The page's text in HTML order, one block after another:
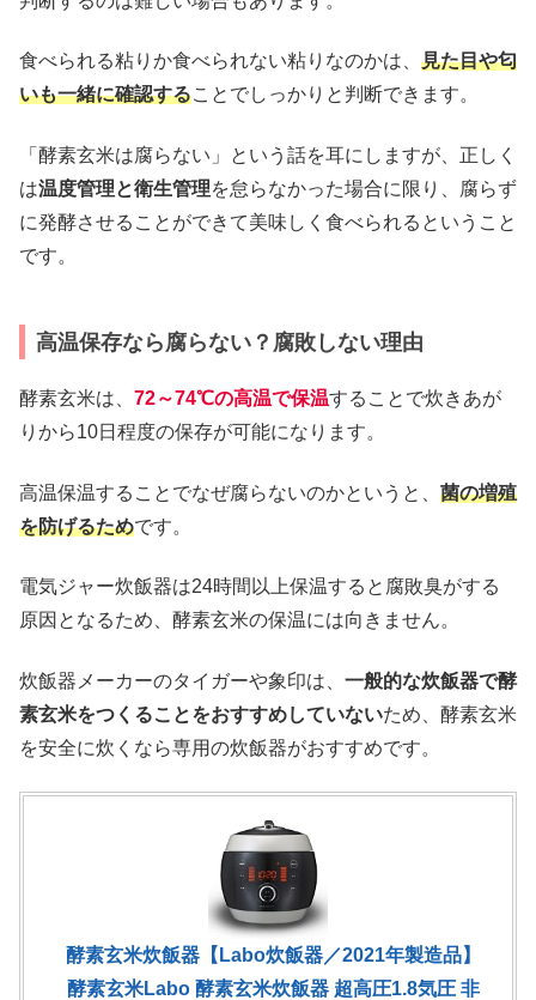
食べられる粘りか食べられない粘りなのかは、 見た目や匂
いも一緒に確認することでしっかりと判断できます。
「酵素玄米は腐らない」という話を耳にしますが、正しく
は温度管理と衛生管理を怠らなかった場合に限り、腐らず
に発酵させることができて美味しく食べられるということ
です。
高温保存なら腐らない？腐敗しない理由
酵素玄米は、 72～74℃の高温で保温することで炊きあが
りから10日程度の保存が可能になります。
高温保温することでなぜ腐らないのかというと、 菌の増殖
を防げるためです。
電気ジャー炊飯器は24時間以上保温すると腐敗臭がする
原因となるため、酵素玄米の保温には向きません。
炊飯器メーカーのタイガーや象印は、 一般的な炊飯器で酵
素玄米をつくることをおすすめしていないため、酵素玄米
を安全に炊くなら専用の炊飯器がおすすめです。
酵素玄米炊飯器【Labo炊飯器／2021年製造品】
酵素玄米Labo 酵素玄米炊飯器 超高圧1.8気圧 非